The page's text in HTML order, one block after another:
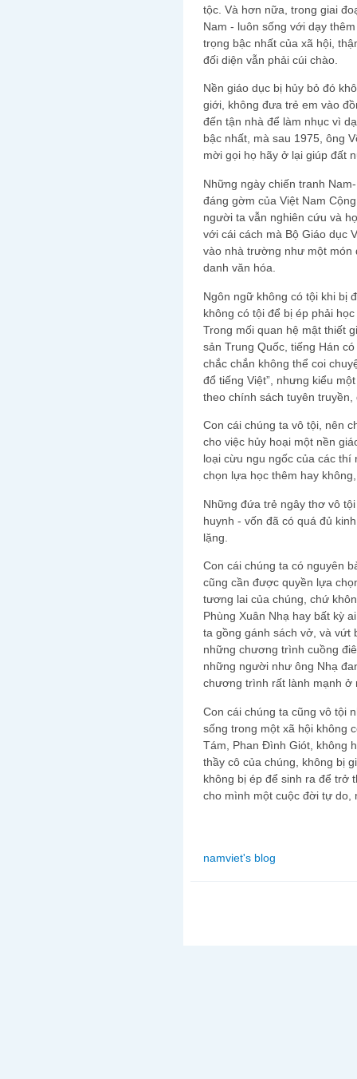
tộc. Và hơn nữa, trong giai
Nam - luôn sống với dạy
trọng bậc nhất của xã hội,
đối diện vẫn phải cúi chào.
Nền giáo dục bị hủy bỏ đó
giới, không đưa trẻ em vào
đến tận nhà để làm nhục vì
bậc nhất, mà sau 1975, ông
mời gọi họ hãy ở lại giúp đất
Những ngày chiến tranh
đáng gờm của Việt Nam
người ta vẫn nghiên cứu và
với cái cách mà Bộ Giáo dục
vào nhà trường như một món
danh văn hóa.
Ngôn ngữ không có tội khi bị
không có tội để bị ép phải
Trong mối quan hệ mật thiết
sản Trung Quốc, tiếng Hán
chắc chắn không thể coi
đổ tiếng Việt”, nhưng kiểu
theo chính sách tuyên
Con cái chúng ta vô tội, nên
cho việc hủy hoại một nền
loại cừu ngu ngốc của các
chọn lựa học thêm hay
Những đứa trẻ ngây thơ vô
huynh - vốn đã có quá đủ
lặng.
Con cái chúng ta có nguyên
cũng cần được quyền lựa
tương lai của chúng, chứ
Phùng Xuân Nhạ hay bất kỳ
ta gồng gánh sách vở, và vứt
những chương trình cuồng
những người như ông Nhạ
chương trình rất lành mạnh
Con cái chúng ta cũng vô tội
sống trong một xã hội không
Tám, Phan Đình Giót, không
thầy cô của chúng, không bị
không bị ép để sinh ra để trở
cho mình một cuộc đời tự do,
namviet's blog